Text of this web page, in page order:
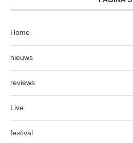
Home
nieuws
reviews
Live
festival